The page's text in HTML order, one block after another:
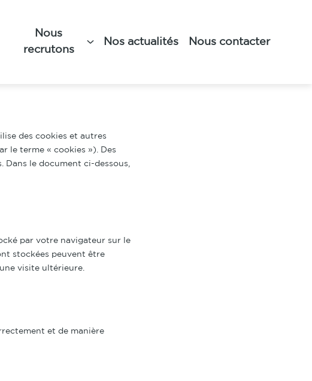
Nous
recrutons
Nos actualités Nous contacter
des cookies et autres
le terme « cookies »). Des
Dans le document ci-dessous,
par votre navigateur sur le
stockées peuvent être
visite ultérieure.
et de manière